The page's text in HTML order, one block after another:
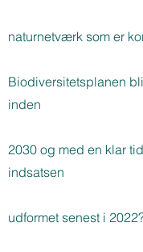
naturnetværk som er
Biodiversitetsplanen
inden
2030 og med en klar
indsatsen
udformet senest i